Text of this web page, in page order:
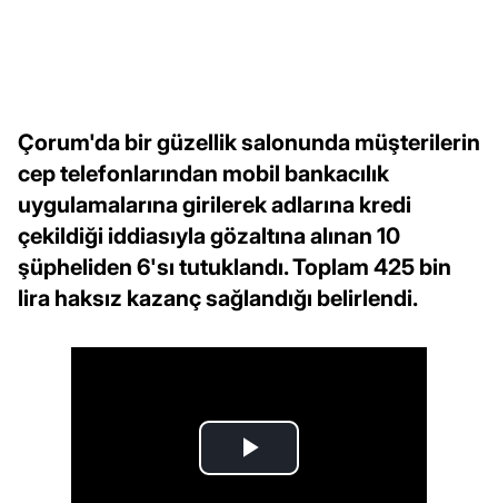
Çorum'da bir güzellik salonunda müşterilerin
cep telefonlarından mobil bankacılık
uygulamalarına girilerek adlarına kredi
çekildiği iddiasıyla gözaltına alınan 10
şüpheliden 6'sı tutuklandı. Toplam 425 bin
lira haksız kazanç sağlandığı belirlendi.